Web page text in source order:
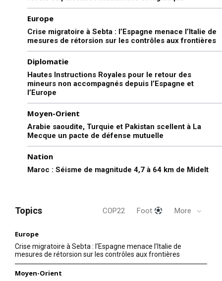
l'intelligence de
l'information
S'ABONNER MAINTENANT
À propos
Nous contacter
Formules d’abonnement
Europe
Crise migratoire à Sebta : l’Espagne menace l’Italie de
mesures de rétorsion sur les contrôles aux frontières
Diplomatie
Hautes Instructions Royales pour le retour des
mineurs non accompagnés depuis l’Espagne et
l’Europe
Moyen-Orient
Arabie saoudite, Turquie et Pakistan scellent à La
Mecque un pacte de défense mutuelle
Nation
Maroc : Séisme de magnitude 4,7 à 64 km de Midelt
Topics COP22 Foot More
Europe
Crise migratoire à Sebta : l’Espagne menace l’Italie de
mesures de rétorsion sur les contrôles aux frontières
Moyen-Orient